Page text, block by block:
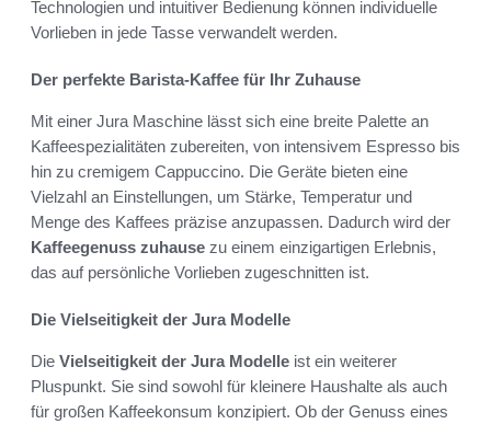
Technologien und intuitiver Bedienung können individuelle
Vorlieben in jede Tasse verwandelt werden.
Der perfekte Barista-Kaffee für Ihr Zuhause
Mit einer Jura Maschine lässt sich eine breite Palette an
Kaffeespezialitäten zubereiten, von intensivem Espresso bis
hin zu cremigem Cappuccino. Die Geräte bieten eine
Vielzahl an Einstellungen, um Stärke, Temperatur und
Menge des Kaffees präzise anzupassen. Dadurch wird der
Kaffeegenuss zuhause zu einem einzigartigen Erlebnis,
das auf persönliche Vorlieben zugeschnitten ist.
Die Vielseitigkeit der Jura Modelle
Die Vielseitigkeit der Jura Modelle ist ein weiterer
Pluspunkt. Sie sind sowohl für kleinere Haushalte als auch
für großen Kaffeekonsum konzipiert. Ob der Genuss eines